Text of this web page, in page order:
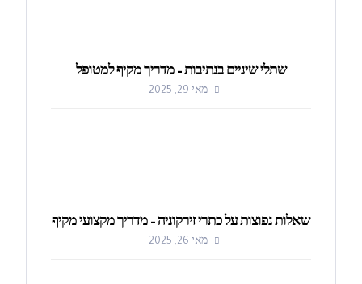
שתלי שיניים בנתיבות – מדריך מקיף למטופל
מאי 29, 2025
שאלות נפוצות על כתרי זירקוניה – מדריך מקצועי מקיף
מאי 26, 2025